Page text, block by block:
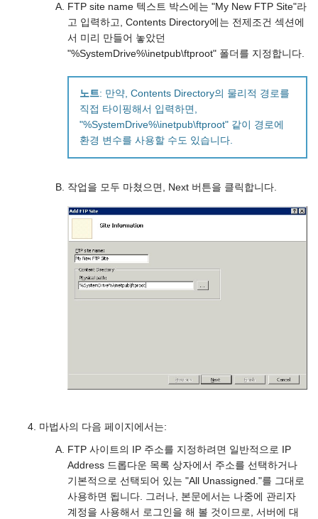
FTP site name 텍스트 박스에는 "My New FTP Site"라
고 입력하고, Contents Directory에는 전제조건 섹션에
서 미리 만들어 놓았던
"%SystemDrive%\inetpub\ftproot" 폴더를 지정합니다.
노트: 만약, Contents Directory의 물리적 경로를
직접 타이핑해서 입력하면,
"%SystemDrive%\inetpub\ftproot" 같이 경로에
환경 변수를 사용할 수도 있습니다.
작업을 모두 마쳤으면, Next 버튼을 클릭합니다.
마법사의 다음 페이지에서는:
FTP 사이트의 IP 주소를 지정하려면 일반적으로 IP
Address 드롭다운 목록 상자에서 주소를 선택하거나
기본적으로 선택되어 있는 "All Unassigned."를 그대로
사용하면 됩니다. 그러나, 본문에서는 나중에 관리자
계정을 사용해서 로그인을 해 볼 것이므로, 서버에 대